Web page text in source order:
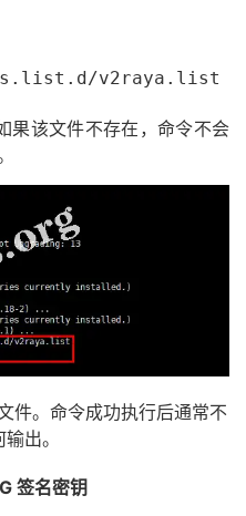
v2raya.list
果该文件不存在，命令不会
件。命令成功执行后通常不
出。
签名密钥